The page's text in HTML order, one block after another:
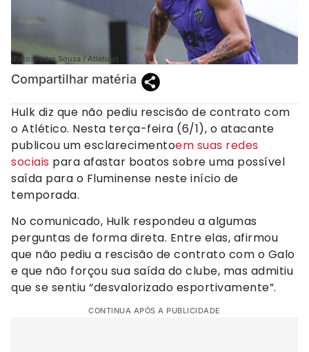
(Foto: Pedro Souza / Atlético)
Compartilhar matéria
Hulk diz que não pediu rescisão de contrato com
o Atlético. Nesta terça-feira (6/1), o atacante
publicou um esclarecimentoem suas redes
sociais para afastar boatos sobre uma possível
saída para o Fluminense neste início de
temporada.
No comunicado, Hulk respondeu a algumas
perguntas de forma direta. Entre elas, afirmou
que não pediu a rescisão de contrato com o Galo
e que não forçou sua saída do clube, mas admitiu
que se sentiu “desvalorizado esportivamente”.
CONTINUA APÓS A PUBLICIDADE